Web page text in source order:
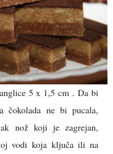
5 x 1,5 cm . Da bi
čokolada ne bi pucala,
nož koji je zagrejan,
vodi koja ključa ili na